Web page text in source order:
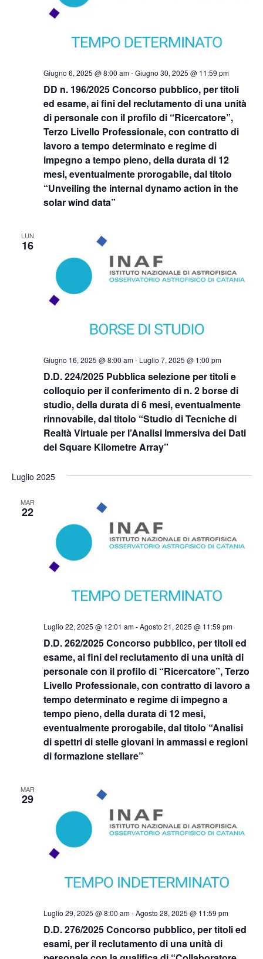
DD n. 196/2025 Concorso pubblico, per titoli
ed esame, ai fini del reclutamento di una unità
di personale con il profilo di “Ricercatore”,
Terzo Livello Professionale, con contratto di
lavoro a tempo determinato e regime di
impegno a tempo pieno, della durata di 12
mesi, eventualmente prorogabile, dal titolo
“Unveiling the internal dynamo action in the
solar wind data”
Giugno 6, 2025 @ 8:00 am-Giugno 30, 2025 @ 11:59 pm
LUN
16
D.D. 224/2025 Pubblica selezione per titoli e
colloquio per il conferimento di n. 2 borse di
studio, della durata di 6 mesi, eventualmente
rinnovabile, dal titolo “Studio di Tecniche di
Realtà Virtuale per l’Analisi Immersiva dei Dati
del Square Kilometre Array”
Giugno 16, 2025 @ 8:00 am- Luglio 7, 2025 @ 1:00 pm
Luglio 2025
MAR
22
D.D. 262/2025 Concorso pubblico, per titoli ed
esame, ai fini del reclutamento di una unità di
personale con il profilo di “Ricercatore”, Terzo
Livello Professionale, con contratto di lavoro a
tempo determinato e regime di impegno a
tempo pieno, della durata di 12 mesi,
eventualmente prorogabile, dal titolo “Analisi
di spettri di stelle giovani in ammassi e regioni
di formazione stellare”
Luglio 22, 2025 @ 12:01 am-Agosto 21, 2025 @ 11:59 pm
MAR
29
D.D. 276/2025 Concorso pubblico, per titoli ed
esami, per il reclutamento di una unità di
Luglio 29, 2025 @ 8:00 am-Agosto 28, 2025 @ 11:59 pm